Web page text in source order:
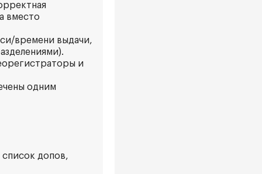
вместо
времени выдачи,
и
одним
допов,